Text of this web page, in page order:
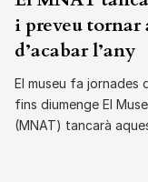
i preveu tornar
d’acabar l’any
El museu fa
fins diumenge El
(MNAT) tancarà